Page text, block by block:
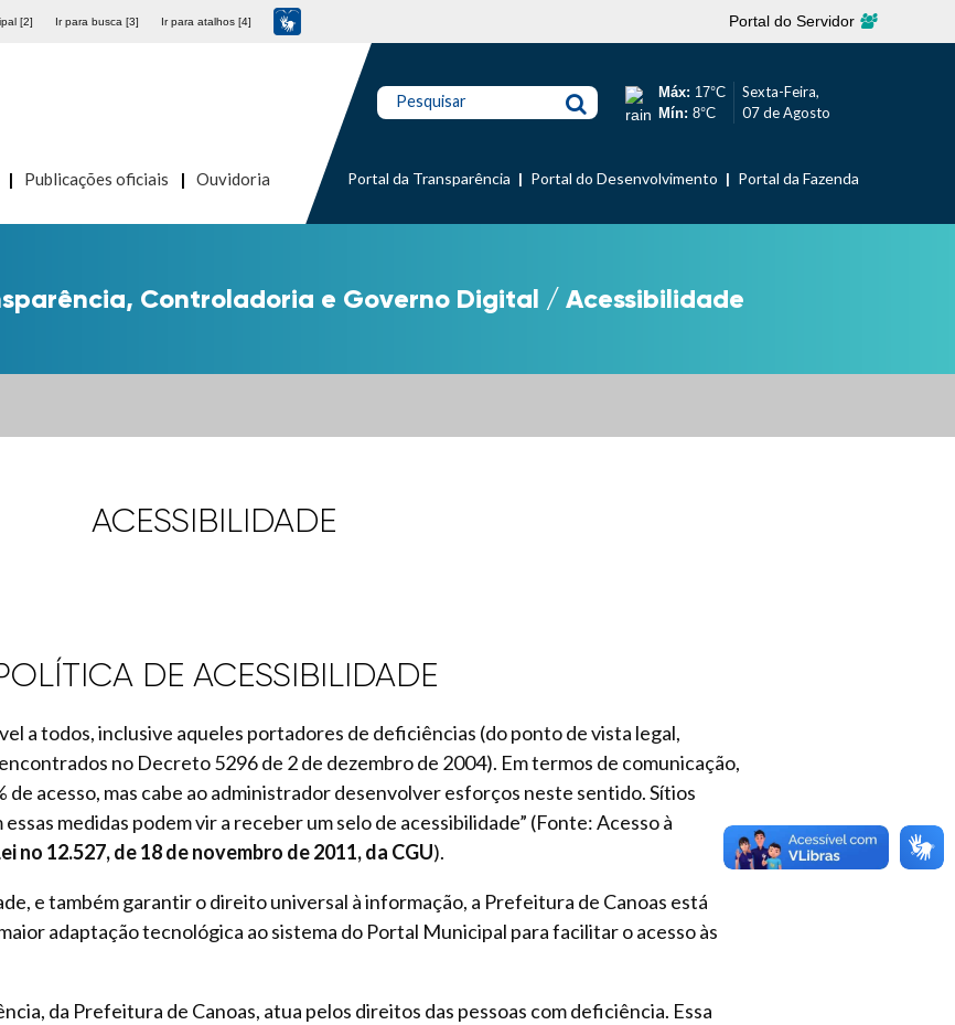
[2] Ir para busca [3] Ir para atalhos [4] Portal do Servidor
Publicações oficiais Ouvidoria
Pesquisar Máx: 17°C
Mín: 8°C
Sexta-Feira,
07 de Agosto
Portal da Transparência Portal do Desenvolvimento Portal da Fazenda
Controladoria e Governo Digital / Acessibilidade
ACESSIBILIDADE
DE ACESSIBILIDADE
a todos, inclusive aqueles portadores de deficiências (do ponto de vista legal,
no Decreto 5296 de 2 de dezembro de 2004). Em termos de comunicação,
acesso, mas cabe ao administrador desenvolver esforços neste sentido. Sítios
medidas podem vir a receber um selo de acessibilidade” (Fonte: Acesso à
no 12.527, de 18 de novembro de 2011, da CGU).
e também garantir o direito universal à informação, a Prefeitura de Canoas está
adaptação tecnológica ao sistema do Portal Municipal para facilitar o acesso às
da Prefeitura de Canoas, atua pelos direitos das pessoas com deficiência. Essa